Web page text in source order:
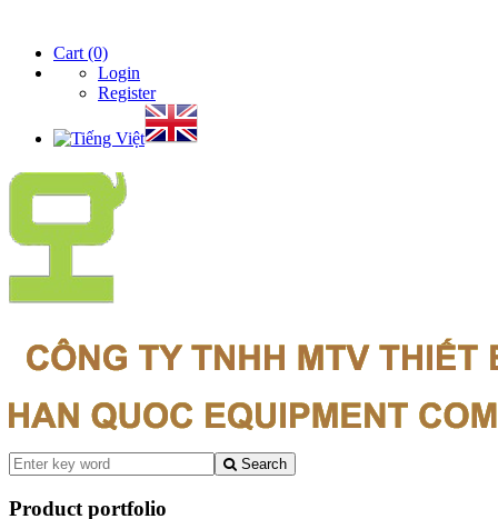
Cart (0)
Login
Register
Search
Product portfolio